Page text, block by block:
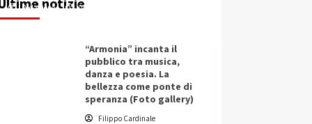
Redazione 07/08/2026
“Armonia” incanta il
pubblico tra musica,
danza e poesia. La
bellezza come ponte di
speranza (Foto gallery)
Filippo Cardinale